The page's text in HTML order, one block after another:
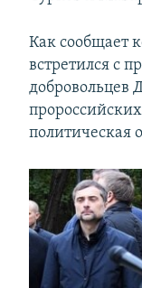
Как сообщает
встретился с
добровольцев
политическая